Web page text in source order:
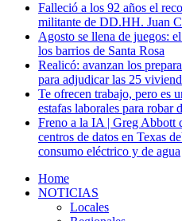
Falleció a los 92 años el
militante de DD.HH. Juan
Agosto se llena de juegos:
los barrios de Santa Rosa
Realicó: avanzan los
para adjudicar las 25
Te ofrecen trabajo, pero es
estafas laborales para robar
Freno a la IA | Greg Abbott
centros de datos en Texas
consumo eléctrico y de agua
Home
NOTICIAS
Locales